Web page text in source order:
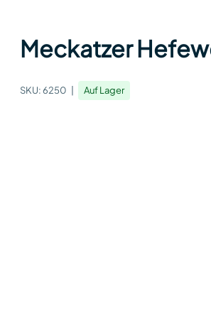
Meckatzer
SKU:6250 Auf Lager